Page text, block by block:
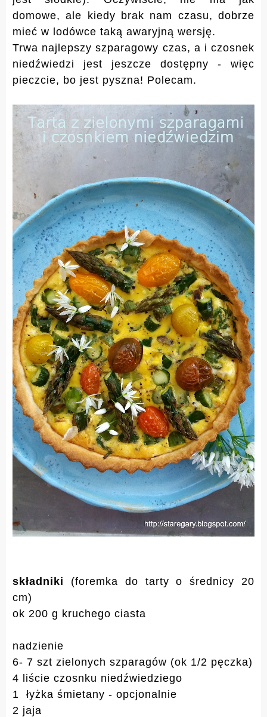
domowe, ale kiedy brak nam czasu, dobrze
mieć w lodówce taką awaryjną wersję.
Trwa najlepszy szparagowy czas, a i czosnek
niedźwiedzi jest jeszcze dostępny - więc
pieczcie, bo jest pyszna! Polecam.
składniki (foremka do tarty o średnicy 20
cm)
ok 200 g kruchego ciasta
nadzienie
6- 7 szt zielonych szparagów (ok 1/2 pęczka)
4 liście czosnku niedźwiedziego
1 łyżka śmietany - opcjonalnie
2 jaja